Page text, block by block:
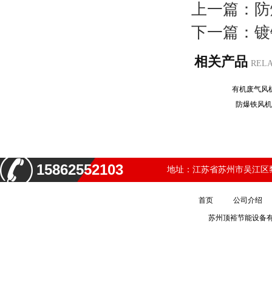
上一篇：
下一篇：
相关产品
有机废气
防爆铁风
15862552103 地址：江苏省苏州市吴江区
首页 公司介绍
苏州顶裕节能设备